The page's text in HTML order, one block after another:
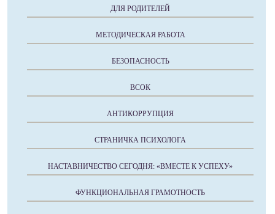
ДЛЯ РОДИТЕЛЕЙ
МЕТОДИЧЕСКАЯ РАБОТА
БЕЗОПАСНОСТЬ
ВСОК
АНТИКОРРУПЦИЯ
СТРАНИЧКА ПСИХОЛОГА
НАСТАВНИЧЕСТВО СЕГОДНЯ: «ВМЕСТЕ К УСПЕХУ»
ФУНКЦИОНАЛЬНАЯ ГРАМОТНОСТЬ